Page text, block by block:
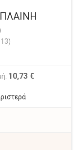
10,73 €